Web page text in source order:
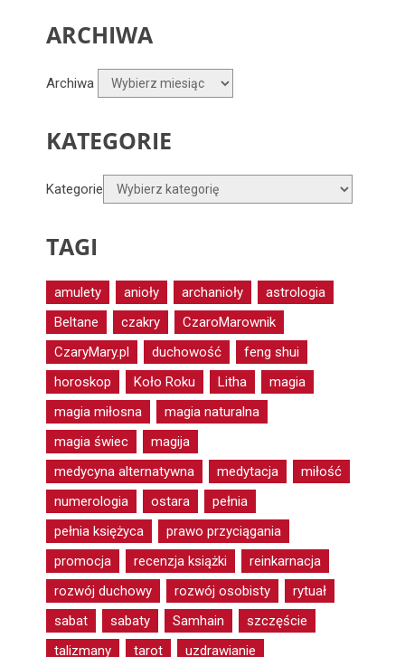
ARCHIWA
Archiwa
KATEGORIE
Kategorie
TAGI
amulety anioły archanioły
astrologia
Beltane
czakry
CzaroMarownik
CzaryMary.pl
duchowość
feng shui
horoskop
Koło Roku Litha
magia
magia miłosna
magia naturalna
magia świec
magija
medycyna alternatywna
medytacja
miłość
numerologia
ostara
pełnia
pełnia księżyca
prawo przyciągania
promocja
recenzja książki
reinkarnacja
rozwój duchowy
rozwój osobisty
rytuał
sabat
sabaty Samhain
szczęście
talizmany
tarot uzdrawianie